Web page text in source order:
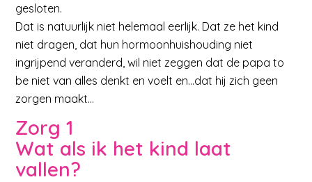
gesloten.
Dat is natuurlijk niet helemaal eerlijk. Dat ze het kind
niet dragen, dat hun hormoonhuishouding niet
ingrijpend veranderd, wil niet zeggen dat de papa to
be niet van alles denkt en voelt en…dat hij zich geen
zorgen maakt…
Zorg 1
Wat als ik het kind laat
vallen?